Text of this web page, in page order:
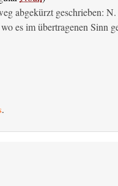
abgekürzt geschrieben: N.
es im übertragenen Sinn
.